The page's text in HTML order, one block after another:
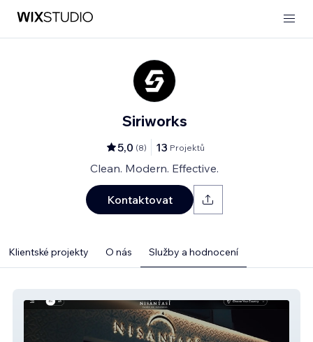
Siriworks
5,0 (8) 13 Projektů
Clean. Modern. Effective.
Kontaktovat
Klientské projekty O nás Služby a hodnocení